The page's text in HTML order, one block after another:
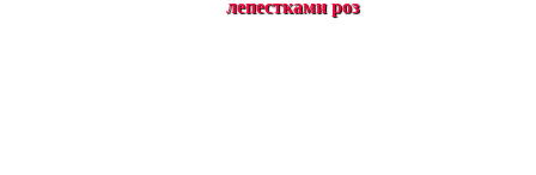
лепестками роз